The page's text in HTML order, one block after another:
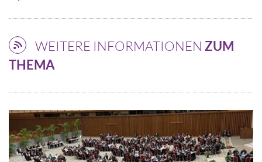
WEITERE INFORMATIONEN ZUM
THEMA